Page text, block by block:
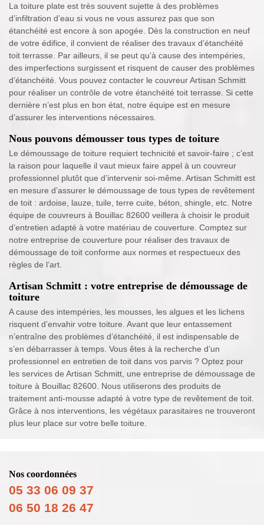
La toiture plate est très souvent sujette à des problèmes
d’infiltration d’eau si vous ne vous assurez pas que son
étanchéité est encore à son apogée. Dès la construction en neuf
de votre édifice, il convient de réaliser des travaux d’étanchéité
toit terrasse. Par ailleurs, il se peut qu’à cause des intempéries,
des imperfections surgissent et risquent de causer des problèmes
d’étanchéité. Vous pouvez contacter le couvreur Artisan Schmitt
pour réaliser un contrôle de votre étanchéité toit terrasse. Si cette
dernière n’est plus en bon état, notre équipe est en mesure
d’assurer les interventions nécessaires.
Nous pouvons démousser tous types de toiture
Le démoussage de toiture requiert technicité et savoir-faire ; c’est
la raison pour laquelle il vaut mieux faire appel à un couvreur
professionnel plutôt que d’intervenir soi-même. Artisan Schmitt est
en mesure d’assurer le démoussage de tous types de revêtement
de toit : ardoise, lauze, tuile, terre cuite, béton, shingle, etc. Notre
équipe de couvreurs à Bouillac 82600 veillera à choisir le produit
d’entretien adapté à votre matériau de couverture. Comptez sur
notre entreprise de couverture pour réaliser des travaux de
démoussage de toit conforme aux normes et respectueux des
règles de l’art.
Artisan Schmitt : votre entreprise de démoussage de
toiture
A cause des intempéries, les mousses, les algues et les lichens
risquent d’envahir votre toiture. Avant que leur entassement
n’entraîne des problèmes d’étanchéité, il est indispensable de
s’en débarrasser à temps. Vous êtes à la recherche d’un
professionnel en entretien de toit dans vos parvis ? Optez pour
les services de Artisan Schmitt, une entreprise de démoussage de
toiture à Bouillac 82600. Nous utiliserons des produits de
traitement anti-mousse adapté à votre type de revêtement de toit.
Grâce à nos interventions, les végétaux parasitaires ne trouveront
plus leur place sur votre belle toiture.
Nos coordonnées
05 33 06 09 37
06 50 18 26 47